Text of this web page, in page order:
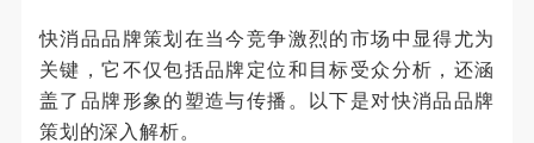
快消品品牌策划在当今竞争激烈的市场中显得尤为
关键，它不仅包括品牌定位和目标受众分析，还涵
盖了品牌形象的塑造与传播。以下是对快消品品牌
策划的深入解析。